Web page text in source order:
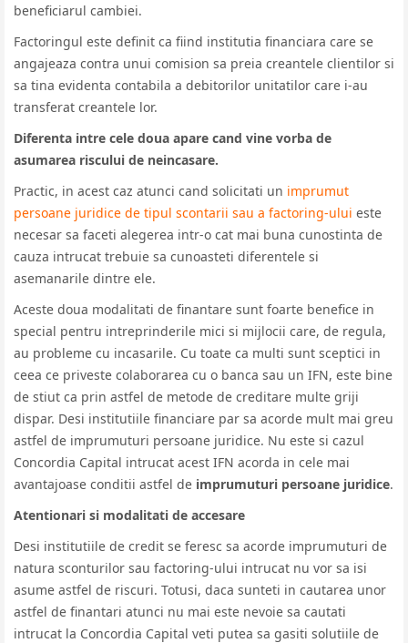
beneficiarul cambiei.
Factoringul este definit ca fiind institutia financiara care se
angajeaza contra unui comision sa preia creantele clientilor si
sa tina evidenta contabila a debitorilor unitatilor care i-au
transferat creantele lor.
Diferenta intre cele doua apare cand vine vorba de
asumarea riscului de neincasare.
Practic, in acest caz atunci cand solicitati un imprumut
persoane juridice de tipul scontarii sau a factoring-ului este
necesar sa faceti alegerea intr-o cat mai buna cunostinta de
cauza intrucat trebuie sa cunoasteti diferentele si
asemanarile dintre ele.
Aceste doua modalitati de finantare sunt foarte benefice in
special pentru intreprinderile mici si mijlocii care, de regula,
au probleme cu incasarile. Cu toate ca multi sunt sceptici in
ceea ce priveste colaborarea cu o banca sau un IFN, este bine
de stiut ca prin astfel de metode de creditare multe griji
dispar. Desi institutiile financiare par sa acorde mult mai greu
astfel de imprumuturi persoane juridice. Nu este si cazul
Concordia Capital intrucat acest IFN acorda in cele mai
avantajoase conditii astfel de imprumuturi persoane juridice.
Atentionari si modalitati de accesare
Desi institutiile de credit se feresc sa acorde imprumuturi de
natura sconturilor sau factoring-ului intrucat nu vor sa isi
asume astfel de riscuri. Totusi, daca sunteti in cautarea unor
astfel de finantari atunci nu mai este nevoie sa cautati
intrucat la Concordia Capital veti putea sa gasiti solutiile de